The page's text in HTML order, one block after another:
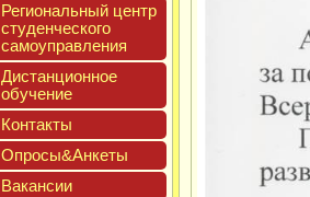
Реги­ональ­ный центр
сту­ден­ческо­го
са­мо­уп­равле­ния
Дис­танци­он­ное
обу­чение
Кон­такты
Опро­сы&Анке­ты
Вакан­сии